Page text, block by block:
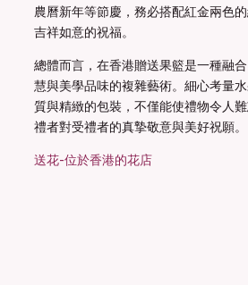
農曆新年等節慶，務必搭配紅金兩色
吉祥如意的祝福。
總體而言，在香港贈送果籃是一種融
慧與美學品味的複雜藝術。細心考量
質與精緻的包裝，不僅能使禮物令人
禮者對受禮者的真摯敬意與美好祝願。
送花-位於香港的花店